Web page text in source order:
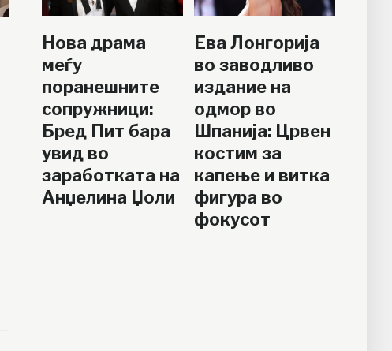
Нова драма
меѓу
поранешните
сопружници:
Бред Пит бара
увид во
заработката на
Анџелина Џоли
Ева Лонгорија
во заводливо
издание на
одмор во
Шпанија: Црвен
костим за
капење и витка
фигура во
фокусот